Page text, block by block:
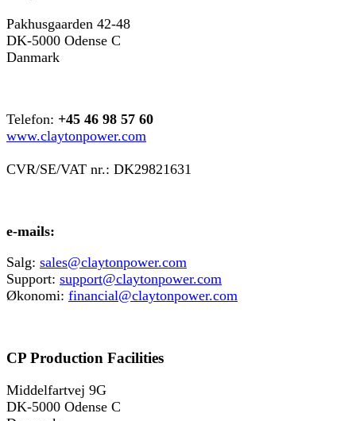
Pakhusgaarden 42-48
DK-5000 Odense C
Danmark
Telefon: +45 46 98 57 60
www.claytonpower.com
CVR/SE/VAT nr.: DK29821631
e-mails:
Salg: sales@claytonpower.com
Support: support@claytonpower.com
Økonomi: financial@claytonpower.com
CP Production Facilities
Middelfartvej 9G
DK-5000 Odense C